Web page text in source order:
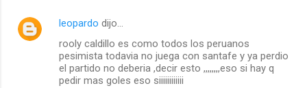
leopardo dijo…
rooly caldillo es como todos los peruanos
pesimista todavia no juega con santafe y ya perdio
el partido no deberia ,decir esto ,,,,,,,,eso si hay q
pedir mas goles eso siiiiiiiiiiii